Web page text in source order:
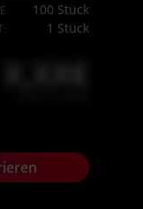
100 Stück
1 Stück
X,XX€